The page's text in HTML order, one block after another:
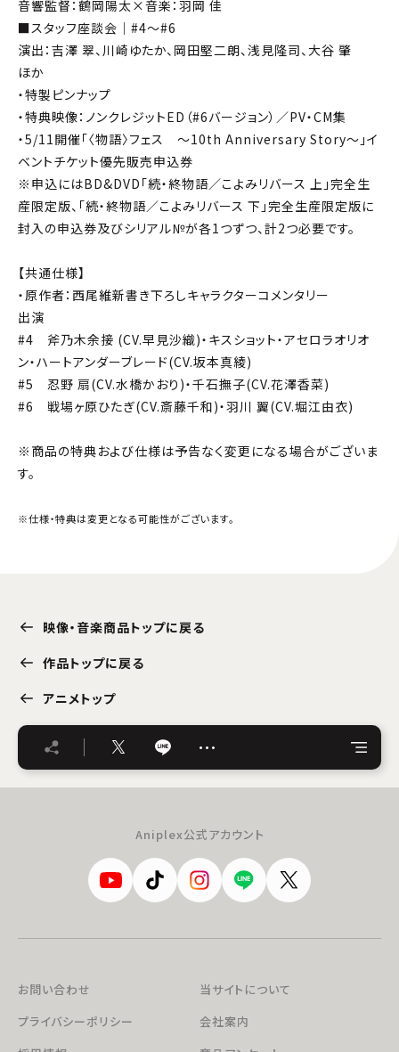
音響監督：鶴岡陽太×音楽：羽岡 佳
■スタッフ座談会｜#4～#6
演出：吉澤 翠、川崎ゆたか、岡田堅二朗、浅見隆司、大谷 肇
ほか
・特製ピンナップ
・特典映像：ノンクレジットED（#6バージョン）／PV・CM集
・5/11開催「〈物語〉フェス ～10th Anniversary Story～」イ
ベントチケット優先販売申込券
※申込にはBD&DVD「続・終物語／こよみリバース 上」完全生
産限定版、「続・終物語／こよみリバース 下」完全生産限定版に
封入の申込券及びシリアル№が各1つずつ、計2つ必要です。
【共通仕様】
・原作者：西尾維新書き下ろしキャラクターコメンタリー
出演
#4 斧乃木余接 (CV.早見沙織)・キスショット・アセロラオリオ
ン・ハートアンダーブレード(CV.坂本真綾)
#5 忍野 扇(CV.水橋かおり)・千石撫子(CV.花澤香菜)
#6 戦場ヶ原ひたぎ(CV.斎藤千和)・羽川 翼(CV.堀江由衣)
※商品の特典および仕様は予告なく変更になる場合がございま
す。
※仕様・特典は変更となる可能性がございます。
映像・音楽商品トップに戻る
作品トップに戻る
アニメトップ
…
Aniplex公式アカウント
お問い合わせ
当サイトについて
プライバシーポリシー
会社案内